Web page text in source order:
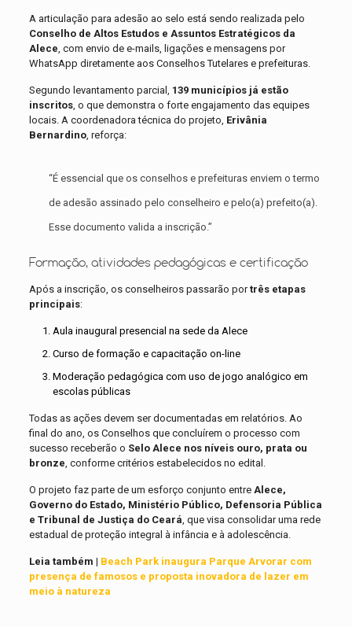
A articulação para adesão ao selo está sendo realizada pelo
Conselho de Altos Estudos e Assuntos Estratégicos da
Alece , com envio de e-mails, ligações e mensagens por
WhatsApp diretamente aos Conselhos Tutelares e prefeituras.
Segundo levantamento parcial, 139 municípios já estão
inscritos, o que demonstra o forte engajamento das equipes
locais. A coordenadora técnica do projeto, Erivânia
Bernardino, reforça:
“É essencial que os conselhos e prefeituras enviem o termo
de adesão assinado pelo conselheiro e pelo(a) prefeito(a).
Esse documento valida a inscrição.”
Formação, atividades pedagógicas e certificação
Após a inscrição, os conselheiros passarão portrês etapas
principais:
Aula inaugural presencial na sede da Alece
Curso de formação e capacitação on-line
Moderação pedagógica com uso de jogo analógico em
escolas públicas
Todas as ações devem ser documentadas em relatórios. Ao
final do ano, os Conselhos que concluírem o processo com
sucesso receberão o Selo Alece nos níveis ouro, prata ou
bronze , conforme critérios estabelecidos no edital.
O projeto faz parte de um esforço conjunto entre Alece,
Governo do Estado, Ministério Público, Defensoria Pública
e Tribunal de Justiça do Ceará , que visa consolidar uma rede
estadual de proteção integral à infância e à adolescência.
Leia também | Beach Park inaugura Parque Arvorar com
presença de famosos e proposta inovadora de lazer em
meio à natureza